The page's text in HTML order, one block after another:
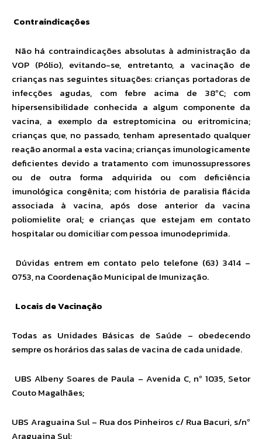
Contraindicações
Não há contraindicações absolutas à administração da
VOP (Pólio), evitando-se, entretanto, a vacinação de
crianças nas seguintes situações: crianças portadoras de
infecções agudas, com febre acima de 38ºC; com
hipersensibilidade conhecida a algum componente da
vacina, a exemplo da estreptomicina ou eritromicina;
crianças que, no passado, tenham apresentado qualquer
reação anormal a esta vacina; crianças imunologicamente
deficientes devido a tratamento com imunossupressores
ou de outra forma adquirida ou com deficiência
imunológica congênita; com história de paralisia flácida
associada à vacina, após dose anterior da vacina
poliomielite oral; e crianças que estejam em contato
hospitalar ou domiciliar com pessoa imunodeprimida.
Dúvidas entrem em contato pelo telefone (63) 3414 –
0753, na Coordenação Municipal de Imunização.
Locais de Vacinação
Todas as Unidades Básicas de Saúde – obedecendo
sempre os horários das salas de vacina de cada unidade.
UBS Albeny Soares de Paula – Avenida C, nº 1035, Setor
Couto Magalhães;
UBS Araguaina Sul – Rua dos Pinheiros c/ Rua Bacuri, s/nº
Araguaina Sul;